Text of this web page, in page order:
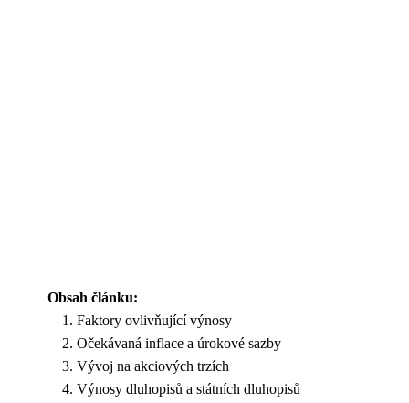
Obsah článku:
Faktory ovlivňující výnosy
Očekávaná inflace a úrokové sazby
Vývoj na akciových trzích
Výnosy dluhopisů a státních dluhopisů